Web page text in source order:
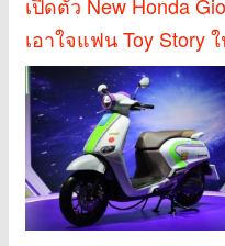
เอาใจแฟน Toy Story